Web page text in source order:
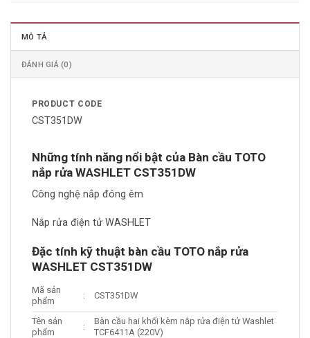
MÔ TẢ
ĐÁNH GIÁ (0)
PRODUCT CODE
CST351DW
Những tính năng nổi bật của Bàn cầu TOTO
nắp rửa WASHLET CST351DW
Công nghệ nắp đóng êm
Nắp rửa điện tử WASHLET
Đặc tính kỹ thuật bàn cầu TOTO nắp rửa
WASHLET CST351DW
Mã sản
phẩm
: CST351DW
Tên sản
phẩm
:
Bàn cầu hai khối kèm nắp rửa điện tử Washlet
TCF6411A (220V)